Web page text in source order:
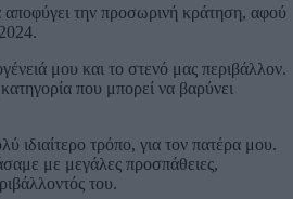
την προσωρινή κράτηση, αφού
μου και το στενό μας περιβάλλον.
που μπορεί να βαρύνει
ιδιαίτερο τρόπο, για τον πατέρα μου.
με μεγάλες προσπάθειες,
του.